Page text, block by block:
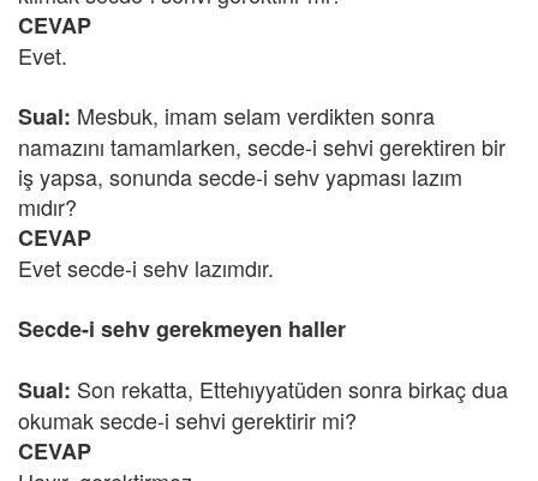
CEVAP
Evet.
Sual: Mesbuk, imam selam verdikten sonra
namazını tamamlarken, secde-i sehvi gerektiren bir
iş yapsa, sonunda secde-i sehv yapması lazım
mıdır?
CEVAP
Evet secde-i sehv lazımdır.
Secde-i sehv gerekmeyen haller
Sual: Son rekatta, Ettehıyyatüden sonra birkaç dua
okumak secde-i sehvi gerektirir mi?
CEVAP